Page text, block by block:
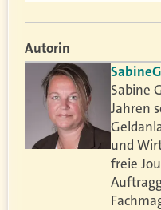
Autorin
Sabine
Sabine
Jahren
und
freie